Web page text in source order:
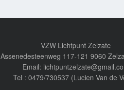
VZW Lichtpunt Zelzate
Assenedesteenweg 117-121 9060
Email:
Tel : 0479/730537 (Lucien Van de